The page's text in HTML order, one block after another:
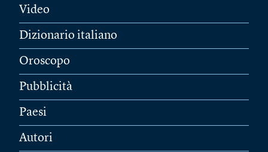
Video
Dizionario italiano
Oroscopo
Pubblicità
Paesi
Autori